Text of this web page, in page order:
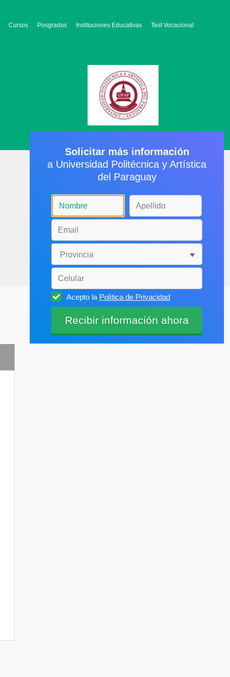
Cursos Posgrados Instituciones Educativas Test Vocacional
Solicitar más información
a Universidad Politécnica y Artística
del Paraguay
Acepto la Política de Privacidad